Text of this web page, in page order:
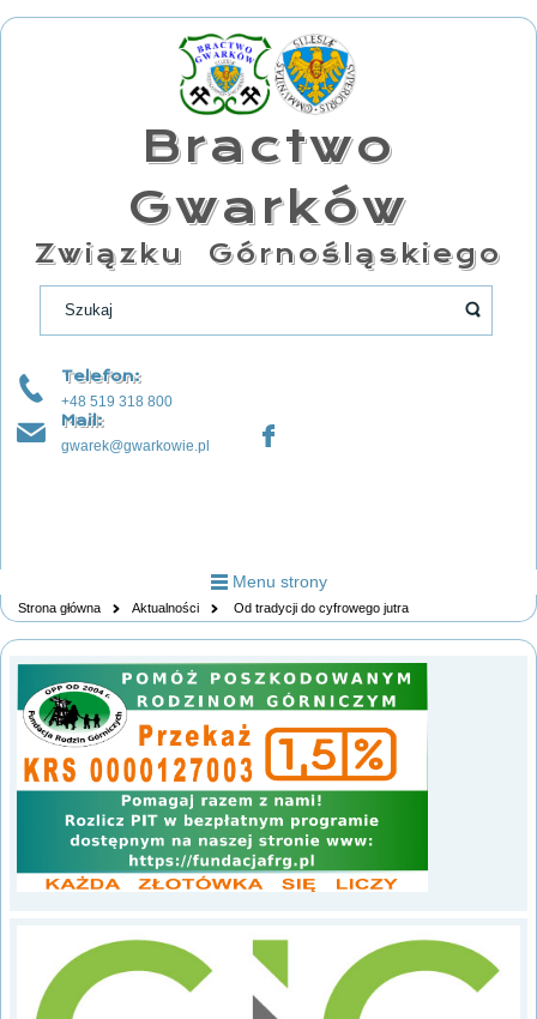
Bractwo
Gwarków
Związku Górnośląskiego
Telefon:
+48 519 318 800
Mail:
gwarek@gwarkowie.pl
Menu strony
Strona główna Aktualności Od tradycji do cyfrowego jutra